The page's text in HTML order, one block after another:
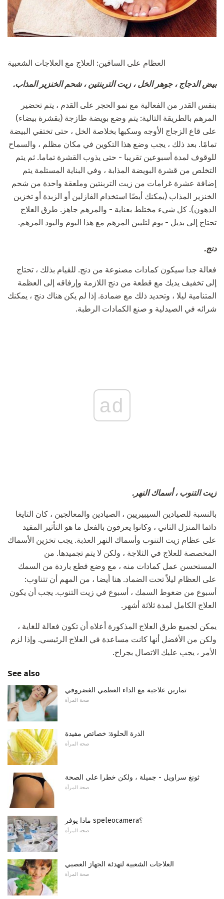
العظام على الساقين: العلاج مع العلاجات الشعبية
بيض الدجاج ، جوهر الخل ، زيت التربنتين ، شحم الخنزير المذاب.
بنفس القدر من الفعالية مع نمو الحجر على القدم ، يتم تحضير
المرهم بالطريقة التالية: يتم وضع بويضة طازجة (بقشرة بيضاء)
على قاع الزجاج الأوجه وسكبها بخلاصة الخل ، حتى تختفي البيضة
تمامًا. بعد ذلك ، يجب وضع هذا التكوين في مكان مظلم ، والسماح
للوقوف لمدة أسبوعين تقريبا - حتى يذوب القشرة تماما. ثم يتم
التخلص من قشرة البويضة المذابة ، وفي البناية المستلمة يتم
إضافة عشرة غرامات من زيت التربنتين وملعقة واحدة من شحم
الخنزير المذاب (يمكنك أيضًا استخدام الفازلين أو الزبدة أو تخزين
الدهون). كل شيء مختلط بعناية - والمرهم جاهز. طرق العلاج
تحتاج إلى بديل - يوم لتليين المرهم مع هذا اليوم واليود المرهم.
دنج.
فعالة جدا سيكون كمادات مصنوعة من دنج. للقيام بذلك ، تحتاج
إلى تخفيف يديك مع قطعة من دنج اللازمة وإرفاقه إلى العظمة
المتنامية ليلا ، وتحديد ذلك مع ضمادة. إذا لم يكن هناك دنج ، يمكنك
شرائه في الصيدلية و صنع الكمادات الرطبة.
ad
زيت التنوب ، أسماك النهر.
بالنسبة للصيادين السيبيريين ، الصيادين والمعالجين ، كان التايغا
دائما المنزل الثاني ، وكانوا يعرفون بالفعل ما هو التأثير المفيد
على عظام زيت التنوب وأسماك النهر العذبة. يجب تخزين الأسماك
المخصصة للعلاج في الثلاجة ، ولكن لا يتم تجميدها. من
المستحسن عمل كمادات منه ، مع وضع قطع باردة من السمك
على العظام ليلاً تحت الضماد. هنا أيضا ، من المهم أن تتناوب:
أسبوع من ضغوط السمك ، أسبوع في زيت التنوب. يجب أن يكون
العلاج الكامل لمدة ثلاثة أشهر.
يمكن لجميع طرق العلاج المذكورة أعلاه أن تكون فعالة للغاية ،
ولكن من الأفضل أنها كانت مساعدة في العلاج الرئيسي. وإذا لزم
الأمر ، يجب عليك الاتصال بجراح.
See also
تمارين علاجية مع الداء العظمي الغضروفي
صحة المرأة
الذرة الحلوة: خصائص مفيدة
صحة المرأة
ثونغ سراويل - جميلة ، ولكن خطرا على الصحة
صحة المرأة
ماذا يوفر speleocamera؟
صحة المرأة
العلاجات الشعبية لتهدئة الجهاز العصبي
صحة المرأة